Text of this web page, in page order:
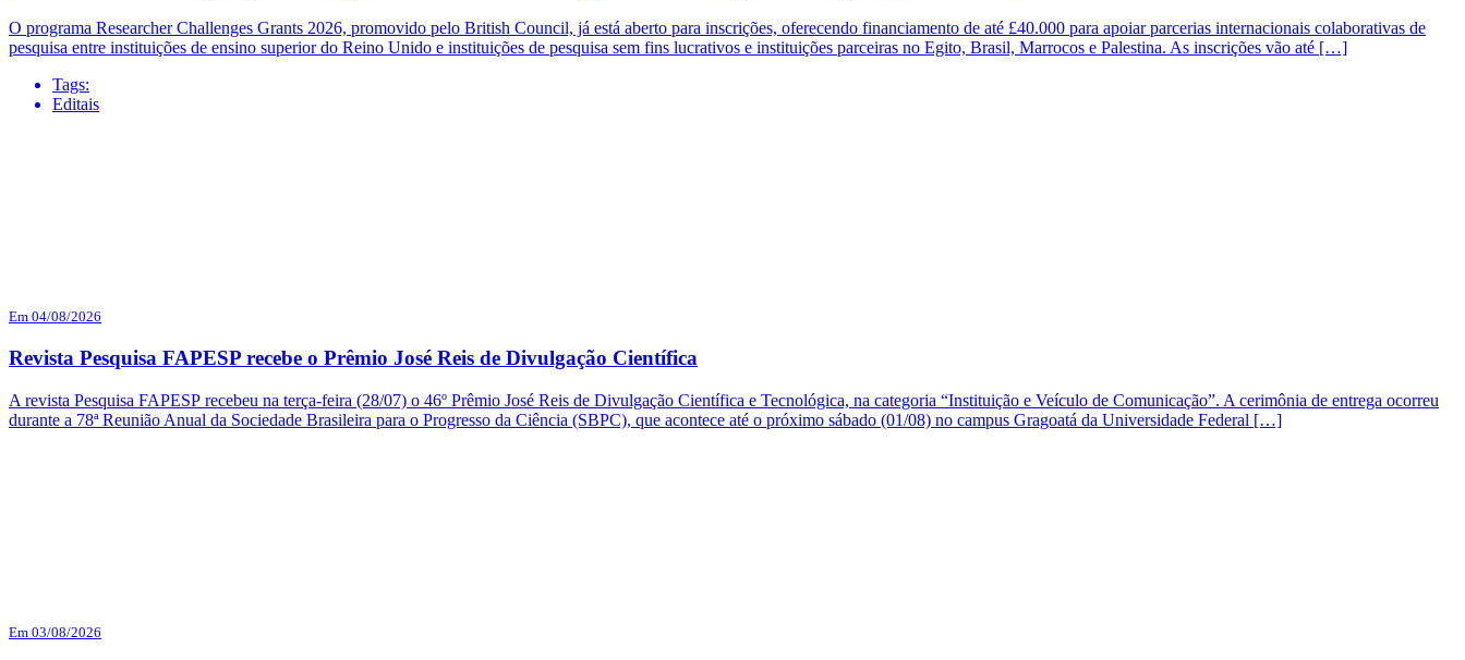
O programa Researcher Challenges Grants 2026, promovido pelo British Council, já está aberto para inscrições, oferecendo financiamento de até £40.000 para apoiar parcerias internacionais colaborativas de
pesquisa entre instituições de ensino superior do Reino Unido e instituições de pesquisa sem fins lucrativos e instituições parceiras no Egito, Brasil, Marrocos e Palestina. As inscrições vão até […]
Tags:
Editais
Em 04/08/2026
Revista Pesquisa FAPESP recebe o Prêmio José Reis de Divulgação Científica
A revista Pesquisa FAPESP recebeu na terça-feira (28/07) o 46º Prêmio José Reis de Divulgação Científica e Tecnológica, na categoria “Instituição e Veículo de Comunicação”. A cerimônia de entrega ocorreu
durante a 78ª Reunião Anual da Sociedade Brasileira para o Progresso da Ciência (SBPC), que acontece até o próximo sábado (01/08) no campus Gragoatá da Universidade Federal […]
Em 03/08/2026